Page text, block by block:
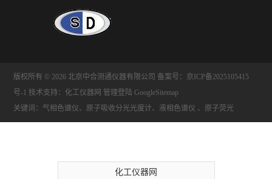
版权所有 © 2026 北京中合测通仪器有限公司 备案号：京ICP备2025105415
号-1 技术支持： 化工仪器网 管理登陆 GoogleSitemap
关键词：气相色谱仪、原子吸收分光光度计、液相色谱仪 、原子荧光
化工仪器网